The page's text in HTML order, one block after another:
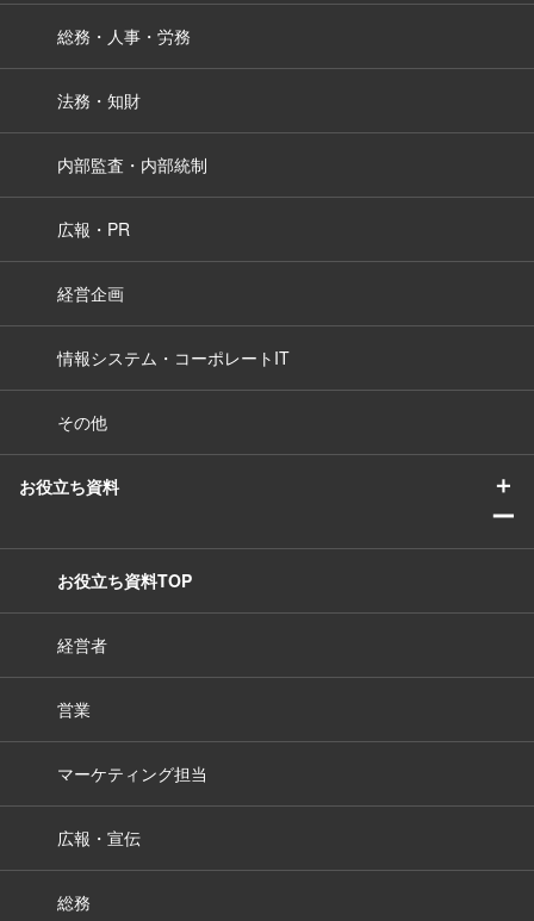
総務・人事・労務
法務・知財
内部監査・内部統制
広報・PR
経営企画
情報システム・コーポレートIT
その他
お役立ち資料
＋
ー
お役立ち資料TOP
経営者
営業
マーケティング担当
広報・宣伝
総務